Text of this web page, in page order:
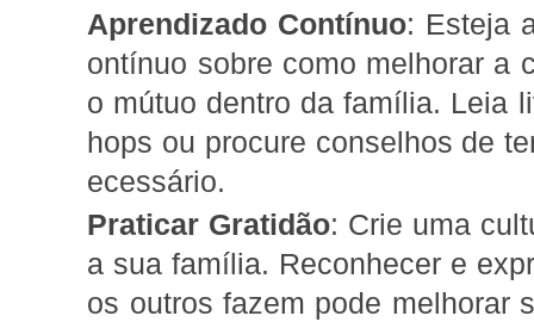
Aprendizado Contínuo: Esteja
ontínuo sobre como melhorar a
o mútuo dentro da família. Leia
hops ou procure conselhos de
ecessário.
Praticar Gratidão: Crie uma
a sua família. Reconhecer e
os outros fazem pode melhorar